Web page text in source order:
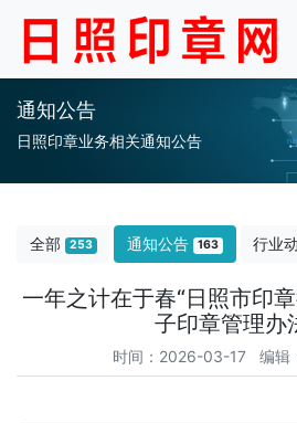
通知公告
日照印章业务相关通知公告
全部 253 通知公告 163 行业
一年之计在于春“日照市印
子印章管理办
时间：2026-03-17 编辑